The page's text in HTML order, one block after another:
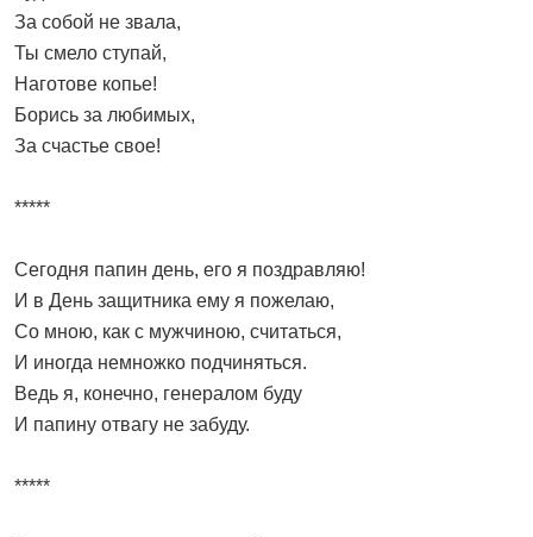
За собой не звала,
Ты смело ступай,
Наготове копье!
Борись за любимых,
За счастье свое!
*****
Сегодня папин день, его я поздравляю!
И в День защитника ему я пожелаю,
Со мною, как с мужчиною, считаться,
И иногда немножко подчиняться.
Ведь я, конечно, генералом буду
И папину отвагу не забуду.
*****